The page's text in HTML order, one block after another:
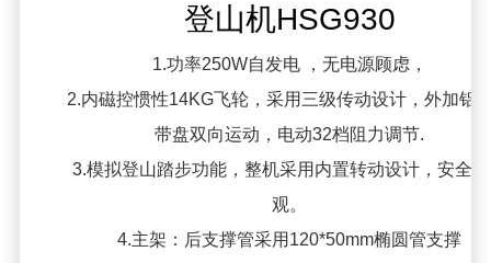
登山机HSG930
1.功率250W自发电 ，无电源顾虑，
2.内磁控惯性14KG飞轮，采用三级传动设计，外加铝
带盘双向运动，电动32档阻力调节.
3.模拟登山踏步功能，整机采用内置转动设计，安全
观。
4.主架：后支撑管采用120*50mm椭圆管支撑